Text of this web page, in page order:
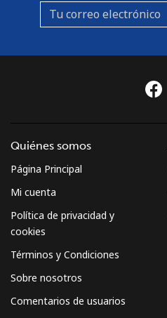
Quiénes somos
Página Principal
Mi cuenta
Política de privacidad y
cookies
Términos y Condiciones
Sobre nosotros
Comentarios de usuarios